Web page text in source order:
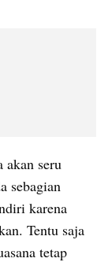
akan seru
sebagian
karena
Tentu saja
tetap